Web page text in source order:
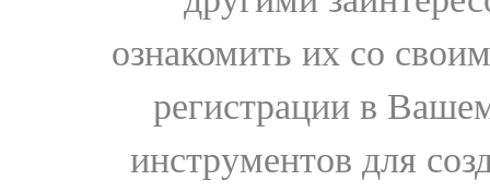
ознакомить их со
регистрации в
инструментов для